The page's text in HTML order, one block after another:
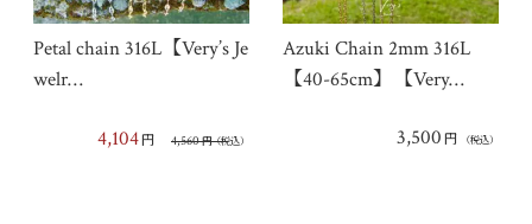
Petal chain 316L【Very’s Je
welr…
4,560円（税込）
4,104 円
Azuki Chain 2mm 316L
【40-65cm】【Very…
3,500 円 （税込）